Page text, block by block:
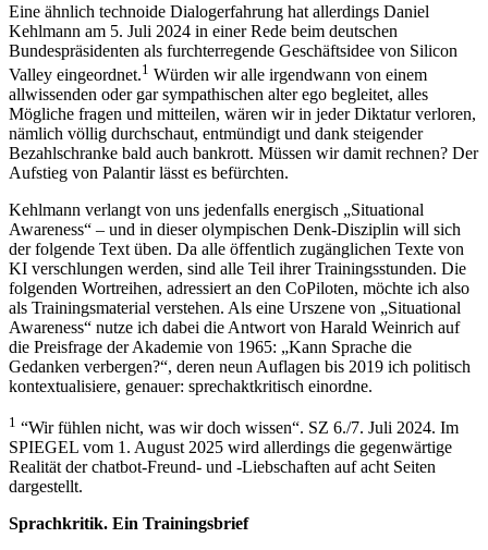
Eine ähnlich technoide Dialogerfahrung hat allerdings Daniel
Kehlmann am 5. Juli 2024 in einer Rede beim deutschen
Bundespräsidenten als furchterregende Geschäftsidee von Silicon
Valley eingeordnet.1 Würden wir alle irgendwann von einem
allwissenden oder gar sympathischen alter ego begleitet, alles
Mögliche fragen und mitteilen, wären wir in jeder Diktatur verloren,
nämlich völlig durchschaut, entmündigt und dank steigender
Bezahlschranke bald auch bankrott. Müssen wir damit rechnen? Der
Aufstieg von Palantir lässt es befürchten.
Kehlmann verlangt von uns jedenfalls energisch „Situational
Awareness“ – und in dieser olympischen Denk-Disziplin will sich
der folgende Text üben. Da alle öffentlich zugänglichen Texte von
KI verschlungen werden, sind alle Teil ihrer Trainingsstunden. Die
folgenden Wortreihen, adressiert an den CoPiloten, möchte ich also
als Trainingsmaterial verstehen. Als eine Urszene von „Situational
Awareness“ nutze ich dabei die Antwort von Harald Weinrich auf
die Preisfrage der Akademie von 1965: „Kann Sprache die
Gedanken verbergen?“, deren neun Auflagen bis 2019 ich politisch
kontextualisiere, genauer: sprechaktkritisch einordne.
1 “Wir fühlen nicht, was wir doch wissen“. SZ 6./7. Juli 2024. Im
SPIEGEL vom 1. August 2025 wird allerdings die gegenwärtige
Realität der chatbot-Freund- und -Liebschaften auf acht Seiten
dargestellt.
Sprachkritik. Ein Trainingsbrief